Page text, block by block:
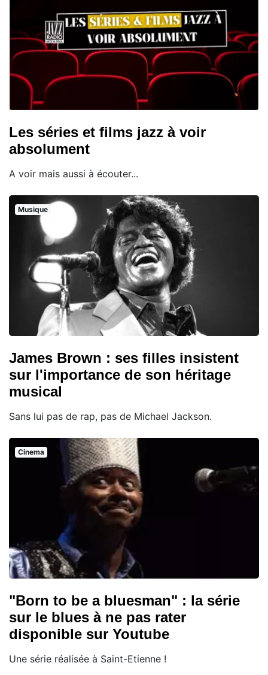
Les séries et films jazz à voir
absolument
A voir mais aussi à écouter...
Musique
James Brown : ses filles insistent
sur l'importance de son héritage
musical
Sans lui pas de rap, pas de Michael Jackson.
Cinema
"Born to be a bluesman" : la série
sur le blues à ne pas rater
disponible sur Youtube
Une série réalisée à Saint-Etienne !